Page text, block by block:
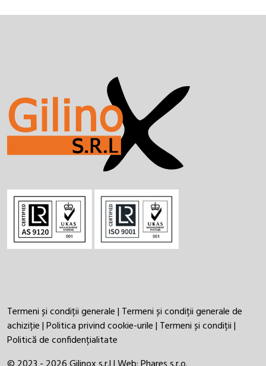
Termeni și condiții generale| Termeni și condiții generale de
achiziție|Politica privind cookie-urile| Termeni și condiții|
Politică de confidențialitate